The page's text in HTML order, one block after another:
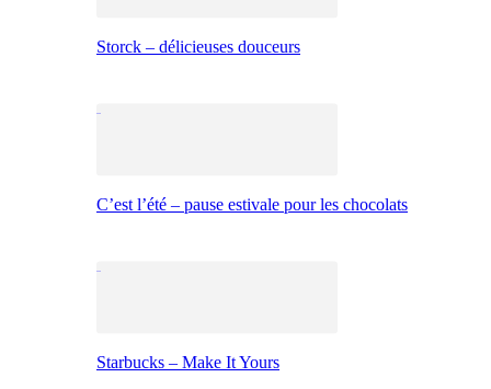
Storck – délicieuses douceurs
C’est l’été – pause estivale pour les chocolats
Starbucks – Make It Yours